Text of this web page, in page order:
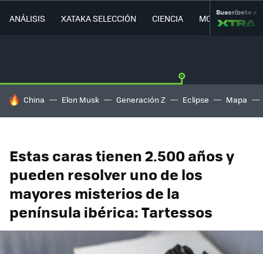
ANÁLISIS XATAKA SELECCIÓN CIENCIA MOVILIDAD
Suscríbete a
HOY SE HABLA DE
China Elon Musk Generación Z Eclipse Mapa
Estas caras tienen 2.500 años y
pueden resolver uno de los
mayores misterios de la
península ibérica: Tartessos